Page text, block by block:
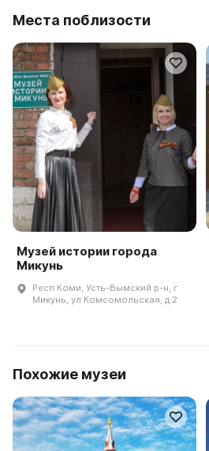
Места поблизости
Музей истории города
Микунь
Респ Коми, Усть-Вымский р-н, г
Микунь, ул Комсомольская, д 2
Похожие музеи